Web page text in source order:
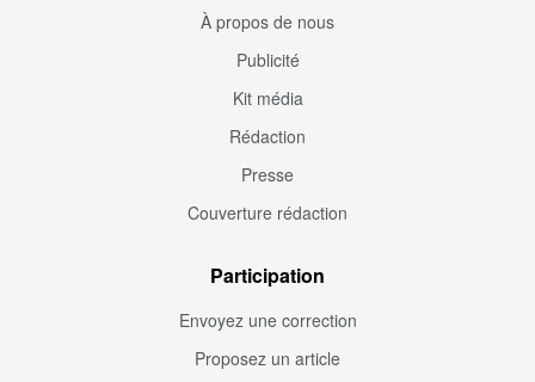
À propos de nous
Publicité
Kit média
Rédaction
Presse
Couverture rédaction
Participation
Envoyez une correction
Proposez un article